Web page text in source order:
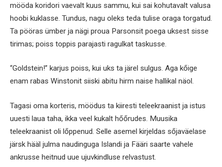
mööda koridori vaevalt kuus sammu, kui sai kohutavalt valusa
hoobi kuklasse. Tundus, nagu oleks teda tulise oraga torgatud.
Ta pööras ümber ja nägi proua Parsonsit poega uksest sisse
tirimas; poiss toppis parajasti ragulkat taskusse.
“Goldstein!” karjus poiss, kui uks ta järel sulgus. Aga kőige
enam rabas Winstonit siiski abitu hirm naise hallikal näol.
Tagasi oma korteris, möödus ta kiiresti teleekraanist ja istus
uuesti laua taha, ikka veel kukalt hőőrudes. Muusika
teleekraanist oli lőppenud. Selle asemel kirjeldas sőjaväelase
järsk hääl julma naudinguga Islandi ja Fääri saarte vahele
ankrusse heitnud uue ujuvkindluse relvastust.